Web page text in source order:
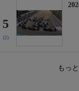
5
(2)
もっ